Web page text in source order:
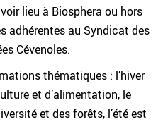
lieu à Biosphera ou hors
adhérentes au Syndicat des
Cévenoles.
thématiques : l’hiver
et d’alimentation, le
et des forêts, l’été est